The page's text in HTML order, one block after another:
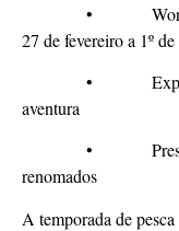
• Workshops e
27 de fevereiro a 1º
• Exposição
aventura
• Presença de
renomados
A temporada de